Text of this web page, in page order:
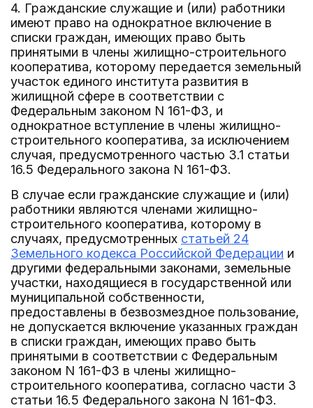
4. Гражданские служащие и (или) работники
имеют право на однократное включение в
списки граждан, имеющих право быть
принятыми в члены жилищно-строительного
кооператива, которому передается земельный
участок единого института развития в
жилищной сфере в соответствии с
Федеральным законом N 161-ФЗ, и
однократное вступление в члены жилищно-
строительного кооператива, за исключением
случая, предусмотренного частью 3.1 статьи
16.5 Федерального закона N 161-ФЗ.
В случае если гражданские служащие и (или)
работники являются членами жилищно-
строительного кооператива, которому в
случаях, предусмотренных статьей 24
Земельного кодекса Российской Федерации и
другими федеральными законами, земельные
участки, находящиеся в государственной или
муниципальной собственности,
предоставлены в безвозмездное пользование,
не допускается включение указанных граждан
в списки граждан, имеющих право быть
принятыми в соответствии с Федеральным
законом N 161-ФЗ в члены жилищно-
строительного кооператива, согласно части 3
статьи 16.5 Федерального закона N 161-ФЗ.